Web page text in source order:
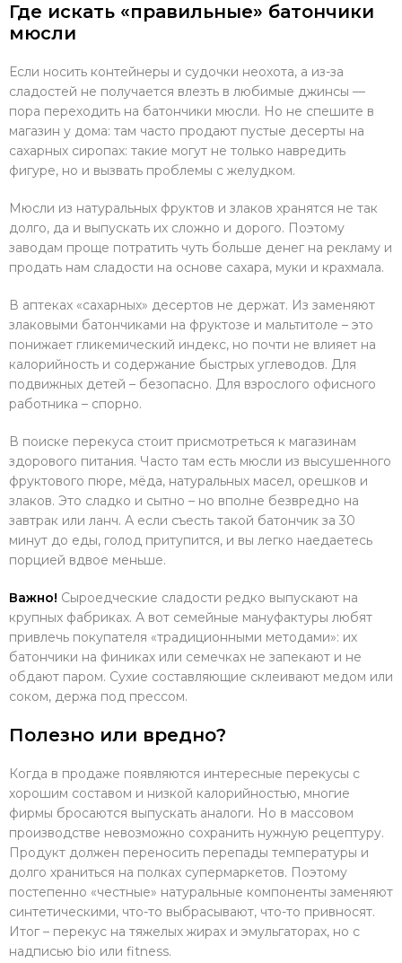
Где искать «правильные» батончики
мюсли
Если носить контейнеры и судочки неохота, а из-за
сладостей не получается влезть в любимые джинсы —
пора переходить на батончики мюсли. Но не спешите в
магазин у дома: там часто продают пустые десерты на
сахарных сиропах: такие могут не только навредить
фигуре, но и вызвать проблемы с желудком.
Мюсли из натуральных фруктов и злаков хранятся не так
долго, да и выпускать их сложно и дорого. Поэтому
заводам проще потратить чуть больше денег на рекламу и
продать нам сладости на основе сахара, муки и крахмала.
В аптеках «сахарных» десертов не держат. Из заменяют
злаковыми батончиками на фруктозе и мальтитоле – это
понижает гликемический индекс, но почти не влияет на
калорийность и содержание быстрых углеводов. Для
подвижных детей – безопасно. Для взрослого офисного
работника – спорно.
В поиске перекуса стоит присмотреться к магазинам
здорового питания. Часто там есть мюсли из высушенного
фруктового пюре, мёда, натуральных масел, орешков и
злаков. Это сладко и сытно – но вполне безвредно на
завтрак или ланч. А если съесть такой батончик за 30
минут до еды, голод притупится, и вы легко наедаетесь
порцией вдвое меньше.
Важно! Сыроедческие сладости редко выпускают на
крупных фабриках. А вот семейные мануфактуры любят
привлечь покупателя «традиционными методами»: их
батончики на финиках или семечках не запекают и не
обдают паром. Сухие составляющие склеивают медом или
соком, держа под прессом.
Полезно или вредно?
Когда в продаже появляются интересные перекусы с
хорошим составом и низкой калорийностью, многие
фирмы бросаются выпускать аналоги. Но в массовом
производстве невозможно сохранить нужную рецептуру.
Продукт должен переносить перепады температуры и
долго храниться на полках супермаркетов. Поэтому
постепенно «честные» натуральные компоненты заменяют
синтетическими, что-то выбрасывают, что-то привносят.
Итог – перекус на тяжелых жирах и эмульгаторах, но с
надписью bio или fitness.